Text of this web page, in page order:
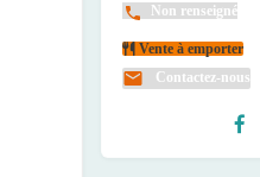
Non renseigné
Vente à emporter
Contactez-nous